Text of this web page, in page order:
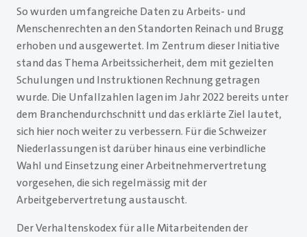
So wurden umfangreiche Daten zu Arbeits- und
Menschenrechten an den Standorten Reinach und Brugg
erhoben und ausgewertet. Im Zentrum dieser Initiative
stand das Thema Arbeitssicherheit, dem mit gezielten
Schulungen und Instruktionen Rechnung getragen
wurde. Die Unfallzahlen lagen im Jahr 2022 bereits unter
dem Branchendurchschnitt und das erklärte Ziel lautet,
sich hier noch weiter zu verbessern. Für die Schweizer
Niederlassungen ist darüber hinaus eine verbindliche
Wahl und Einsetzung einer Arbeitnehmervertretung
vorgesehen, die sich regelmässig mit der
Arbeitgebervertretung austauscht.
Der Verhaltenskodex für alle Mitarbeitenden der